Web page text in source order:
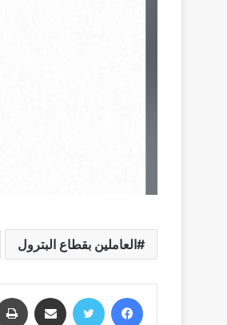
العاملين بقطاع البترول
فيسبوك تويتر مشاركة عبر البريد